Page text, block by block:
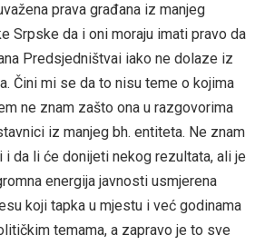
prava građana iz manjeg
Srpske da i oni moraju imati pravo da
Predsjedništvai iako ne dolaze iz
Čini mi se da to nisu teme o kojima
ne znam zašto ona u razgovorima
iz manjeg bh. entiteta. Ne znam
da li će donijeti nekog rezultata, ali je
energija javnosti usmjerena
koji tapka u mjestu i već godinama
temama, a zapravo je to sve